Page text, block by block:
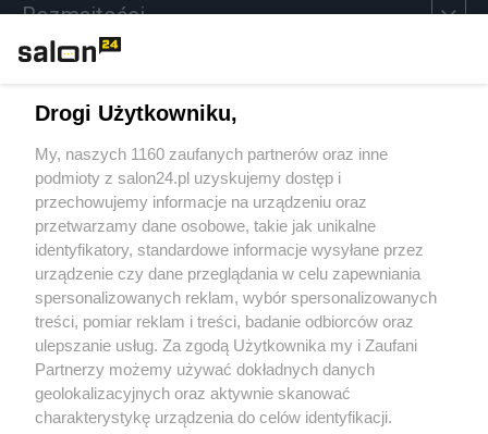
Rozmaitości
Sport
Społeczeństwo
Kultura
X Facebook Instagram Youtube
Drogi Użytkowniku,
My, naszych 1160 zaufanych partnerów oraz inne
podmioty z salon24.pl uzyskujemy dostęp i
przechowujemy informacje na urządzeniu oraz
przetwarzamy dane osobowe, takie jak unikalne
identyfikatory, standardowe informacje wysyłane przez
urządzenie czy dane przeglądania w celu zapewniania
spersonalizowanych reklam, wybór spersonalizowanych
treści, pomiar reklam i treści, badanie odbiorców oraz
ulepszanie usług. Za zgodą Użytkownika my i Zaufani
Partnerzy możemy używać dokładnych danych
geolokalizacyjnych oraz aktywnie skanować
charakterystykę urządzenia do celów identyfikacji.